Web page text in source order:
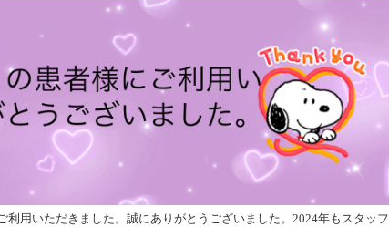
利用いただきました。誠にありがとうございました。2024年もスタッフ